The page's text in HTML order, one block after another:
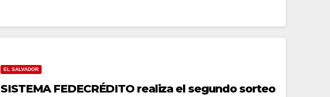
EL SALVADOR
SISTEMA FEDECRÉDITO realiza el segundo sorteo